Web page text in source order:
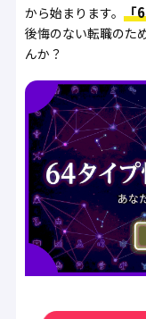
から始まります。 「
後悔のない転職のた
んか？